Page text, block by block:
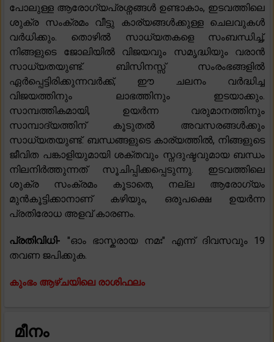
പോലുള്ള ആരോഗ്യപ്രശ്നങ്ങൾ ഉണ്ടാകാം, ഇടവത്തിലെ
ശുക്ര സംക്രമം വീട്ടു കാര്യങ്ങൾക്കുള്ള ചെലവുകൾ
വർധിക്കും. തൊഴിൽ സാധ്യതകളെ സംബന്ധിച്ച്,
നിങ്ങളുടെ ജോലിയിൽ വിജയവും സമൃദ്ധിയും വരാൻ
സാധ്യതയുണ്ട്. ബിസിനസ്സ് സംരംഭങ്ങളിൽ
ഏർപ്പെട്ടിരിക്കുന്നവർക്ക്, ഈ ചലനം വർദ്ധിച്ച
വിജയത്തിനും ലാഭത്തിനും ഇടയാക്കും.
സാമ്പത്തികമായി, ഉയർന്ന വരുമാനത്തിനും
സാമ്പാദ്യത്തിന് കൂടുതൽ അവസരങ്ങൾക്കും
സാധ്യതയുണ്ട്. ബന്ധങ്ങളുടെ കാര്യത്തിൽ, നിങ്ങളുടെ
ജീവിത പങ്കാളിയുമായി ശക്തവും സ്നദുഷ്ടവുമായ ബന്ധം
നിലനിർത്തുന്നത് സൂചിപ്പിക്കപ്പെടുന്നു. ഇടവത്തിലെ
ശുക്ര സംക്രമം കൂടാതെ, നല്ല ആരോഗ്യം
മുൻകൂട്ടിക്കാനാണ് കഴിയും, ഒരുപക്ഷെ ഉയർന്ന
പ്രതിരോധ അളവ് കാരണം.
പ്രതിവിധി- "ഓം ഭാസ്കരായ നമഃ" എന്ന് ദിവസവും 19
തവണ ജപിക്കുക.
കുംഭം ആഴ്ചയിലെ രാശിഫലം
മീനം